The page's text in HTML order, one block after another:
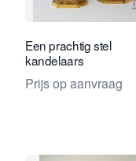
Een prachtig stel
kandelaars
Prijs op aanvraag